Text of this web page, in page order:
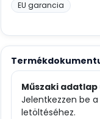
EU garancia
Műszaki adatlap
Jelentkezzen be
letöltéséhez.